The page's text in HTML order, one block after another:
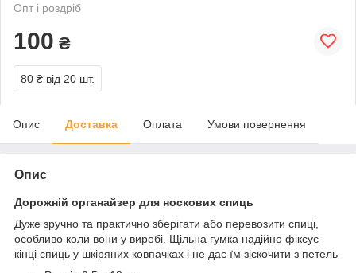
Опт і роздріб
100 ₴
80 ₴ від 20 шт.
Опис Доставка Оплата Умови повернення
Опис
Дорожній органайзер для носкових спиць
Дуже зручно та практично зберігати або перевозити спиці,
особливо коли вони у виробі. Щільна гумка надійно фіксує
кінці спиць у шкіряних ковпачках і не дає їм зіскочити з петель